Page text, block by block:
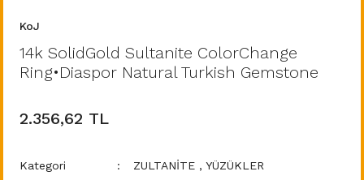
KoJ
14k SolidGold Sultanite ColorChange
Ring•Diaspor Natural Turkish Gemstone
2.356,62 TL
Kategori ZULTANİTE , YÜZÜKLER